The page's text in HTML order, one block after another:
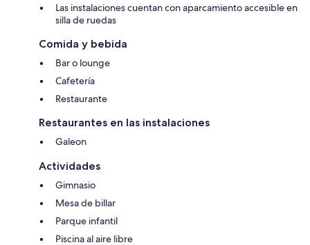
Las instalaciones cuentan con aparcamiento accesible en
silla de ruedas
Comida y bebida
Bar o lounge
Cafetería
Restaurante
Restaurantes en las instalaciones
Galeon
Actividades
Gimnasio
Mesa de billar
Parque infantil
Piscina al aire libre